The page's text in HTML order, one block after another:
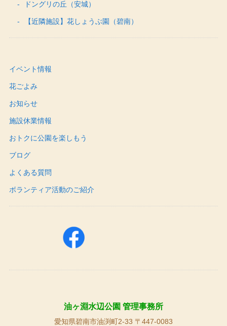
ドングリの丘（安城）
【近隣施設】花しょうぶ園（碧南）
イベント情報
花ごよみ
お知らせ
施設休業情報
おトクに公園を楽しもう
ブログ
よくある質問
ボランティア活動のご紹介
油ヶ淵水辺公園 管理事務所
愛知県碧南市油渕町2-33 〒447-0083